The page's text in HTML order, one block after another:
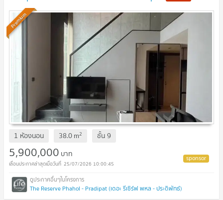
Premium
1 ห้องนอน 38.0m2 ชั้น9
5,900,000 บาท
25/07/2026 10:00:45
The Reserve Phahol - Pradipat (เดอะ รีเซิร์ฟ พหล - ประดิพัทธ์)